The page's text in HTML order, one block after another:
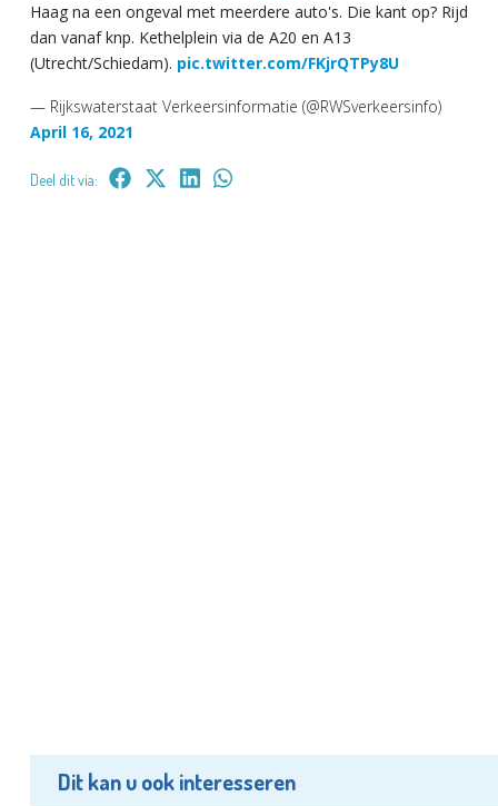
Haag na een ongeval met meerdere auto's. Die kant op? Rijd
dan vanaf knp. Kethelplein via de A20 en A13
(Utrecht/Schiedam). pic.twitter.com/FKjrQTPy8U
— Rijkswaterstaat Verkeersinformatie (@RWSverkeersinfo)
April 16, 2021
Deel dit via:
Dit kan u ook interesseren